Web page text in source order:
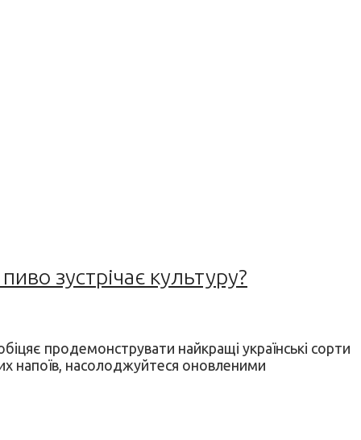
зустрічає культуру?
продемонструвати найкращі українські сорти
напоїв, насолоджуйтеся оновленими